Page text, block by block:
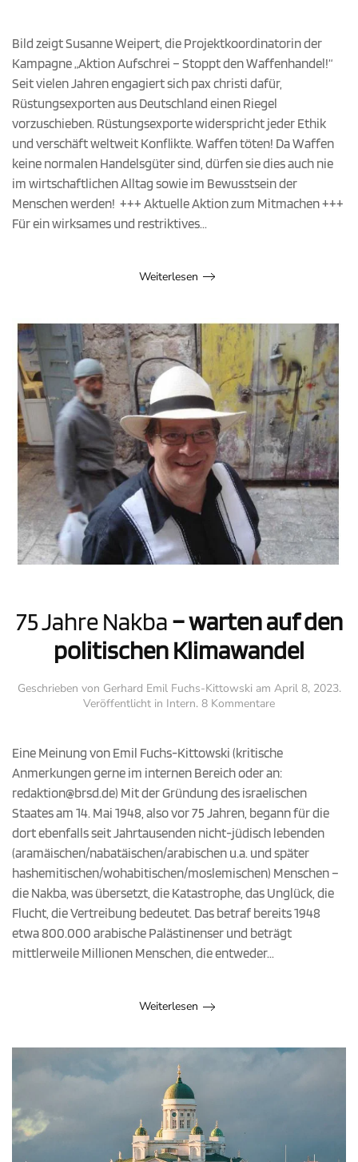
Bild zeigt Susanne Weipert, die Projektkoordinatorin der
Kampagne „Aktion Aufschrei – Stoppt den Waffenhandel!“
Seit vielen Jahren engagiert sich pax christi dafür,
Rüstungsexporten aus Deutschland einen Riegel
vorzuschieben. Rüstungsexporte widerspricht jeder Ethik
und verschäft weltweit Konflikte. Waffen töten! Da Waffen
keine normalen Handelsgüter sind, dürfen sie dies auch nie
im wirtschaftlichen Alltag sowie im Bewusstsein der
Menschen werden! +++ Aktuelle Aktion zum Mitmachen +++
Für ein wirksames und restriktives...
Weiterlesen
75 Jahre Nakba– warten auf den
politischen Klimawandel
Geschrieben von Gerhard Emil Fuchs-Kittowskiam April 8, 2023.
Veröffentlicht in Intern. 8 Kommentarezu
Nakba
warten
auf
den
politischen
Klimawandel
Eine Meinung von Emil Fuchs-Kittowski (kritische
Anmerkungen gerne im internen Bereich oder an:
redaktion@brsd.de) Mit der Gründung des israelischen
Staates am 14. Mai 1948, also vor 75 Jahren, begann für die
dort ebenfalls seit Jahrtausenden nicht-jüdisch lebenden
(aramäischen/nabatäischen/arabischen u.a. und später
hashemitischen/wohabitischen/moslemischen) Menschen –
die Nakba, was übersetzt, die Katastrophe, das Unglück, die
Flucht, die Vertreibung bedeutet. Das betraf bereits 1948
etwa 800.000 arabische Palästinenser und beträgt
mittlerweile Millionen Menschen, die entweder...
Weiterlesen